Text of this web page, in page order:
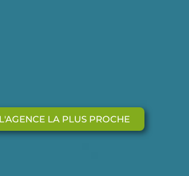
LA PLUS PROCHE